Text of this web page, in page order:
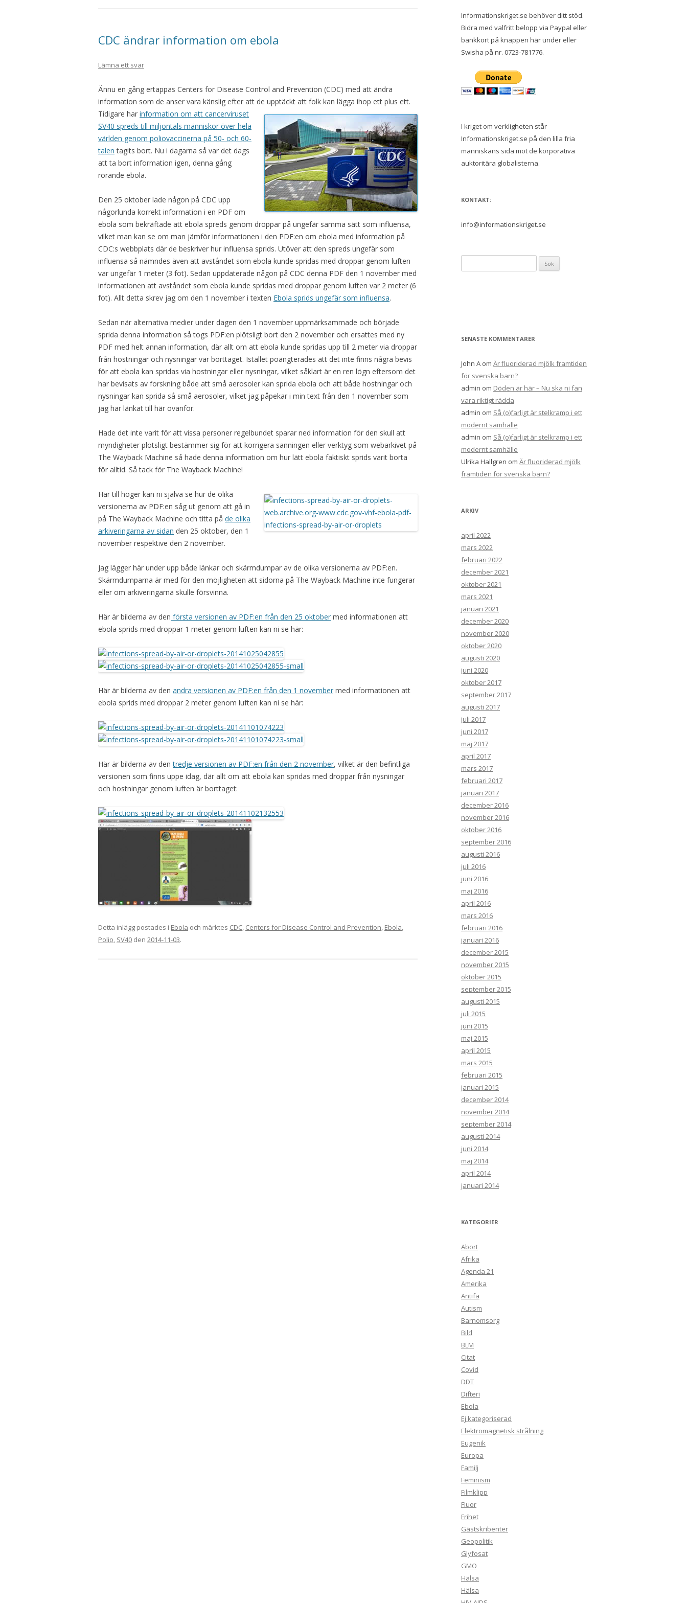
CDC ändrar information om ebola
Lämna ett svar
Ännu en gång ertappas Centers for Disease Control and Prevention (CDC) med att ändra
information som de anser vara känslig efter att de upptäckt att folk kan lägga ihop ett plus ett.
Tidigare har information om att cancerviruset
SV40 spreds till miljontals människor över hela
världen genom poliovaccinerna på 50- och 60-
talen tagits bort. Nu i dagarna så var det dags
att ta bort information igen, denna gång
rörande ebola.
Den 25 oktober lade någon på CDC upp
någorlunda korrekt information i en PDF om
ebola som bekräftade att ebola spreds genom droppar på ungefär samma sätt som influensa,
vilket man kan se om man jämför informationen i den PDF:en om ebola med information på
CDC:s webbplats där de beskriver hur influensa sprids. Utöver att den spreds ungefär som
influensa så nämndes även att avståndet som ebola kunde spridas med droppar genom luften
var ungefär 1 meter (3 fot). Sedan uppdaterade någon på CDC denna PDF den 1 november med
informationen att avståndet som ebola kunde spridas med droppar genom luften var 2 meter (6
fot). Allt detta skrev jag om den 1 november i texten Ebola sprids ungefär som influensa.
Sedan när alternativa medier under dagen den 1 november uppmärksammade och började
sprida denna information så togs PDF:en plötsligt bort den 2 november och ersattes med ny
PDF med helt annan information, där allt om att ebola kunde spridas upp till 2 meter via droppar
från hostningar och nysningar var borttaget. Istället poängterades att det inte finns några bevis
för att ebola kan spridas via hostningar eller nysningar, vilket såklart är en ren lögn eftersom det
har bevisats av forskning både att små aerosoler kan sprida ebola och att både hostningar och
nysningar kan sprida så små aerosoler, vilket jag påpekar i min text från den 1 november som
jag har länkat till här ovanför.
Hade det inte varit för att vissa personer regelbundet sparar ned information för den skull att
myndigheter plötsligt bestämmer sig för att korrigera sanningen eller verktyg som webarkivet på
The Wayback Machine så hade denna information om hur lätt ebola faktiskt sprids varit borta
för alltid. Så tack för The Wayback Machine!
Här till höger kan ni själva se hur de olika
versionerna av PDF:en såg ut genom att gå in
på The Wayback Machine och titta på de olika
arkiveringarna av sidan den 25 oktober, den 1
november respektive den 2 november.
Jag lägger här under upp både länkar och skärmdumpar av de olika versionerna av PDF:en.
Skärmdumparna är med för den möjligheten att sidorna på The Wayback Machine inte fungerar
eller om arkiveringarna skulle försvinna.
Här är bilderna av den första versionen av PDF:en från den 25 oktober med informationen att
ebola sprids med droppar 1 meter genom luften kan ni se här:
Här är bilderna av den andra versionen av PDF:en från den 1 november med informationen att
ebola sprids med droppar 2 meter genom luften kan ni se här:
Här är bilderna av dentredje versionen av PDF:en från den 2 november, vilket är den befintliga
versionen som finns uppe idag, där allt om att ebola kan spridas med droppar från nysningar
och hostningar genom luften är borttaget:
Detta inlägg postades i Ebola och märktes CDC, Centers for Disease Control and Prevention, Ebola,
Polio, SV40 den 2014-11-03.
Informationskriget.se behöver ditt stöd.
Bidra med valfritt belopp via Paypal eller
bankkort på knappen här under eller
Swisha på nr. 0723-781776.
I kriget om verkligheten står
Informationskriget.se på den lilla fria
människans sida mot de korporativa
auktoritära globalisterna.
KONTAKT:
info@informationskriget.se
efter:
SENASTE KOMMENTARER
John A om Är fluoriderad mjölk framtiden
för svenska barn?
admin om Döden är här – Nu ska ni fan
vara riktigt rädda
admin om Så (o)farligt är stelkramp i ett
modernt samhälle
admin om Så (o)farligt är stelkramp i ett
modernt samhälle
Ulrika Hallgren om Är fluoriderad mjölk
framtiden för svenska barn?
ARKIV
april 2022
mars 2022
februari 2022
december 2021
oktober 2021
mars 2021
januari 2021
december 2020
november 2020
oktober 2020
augusti 2020
juni 2020
oktober 2017
september 2017
augusti 2017
juli 2017
juni 2017
maj 2017
april 2017
mars 2017
februari 2017
januari 2017
december 2016
november 2016
oktober 2016
september 2016
augusti 2016
juli 2016
juni 2016
maj 2016
april 2016
mars 2016
februari 2016
januari 2016
december 2015
november 2015
oktober 2015
september 2015
augusti 2015
juli 2015
juni 2015
maj 2015
april 2015
mars 2015
februari 2015
januari 2015
december 2014
november 2014
september 2014
augusti 2014
juni 2014
maj 2014
april 2014
januari 2014
KATEGORIER
Abort
Afrika
Agenda 21
Amerika
Antifa
Autism
Barnomsorg
Bild
BLM
Citat
Covid
DDT
Difteri
Ebola
Ej kategoriserad
Elektromagnetisk strålning
Eugenik
Europa
Familj
Feminism
Filmklipp
Fluor
Frihet
Gästskribenter
Geopolitik
Glyfosat
GMO
Hälsa
Hälsa